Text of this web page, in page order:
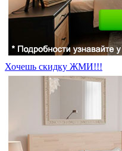
Хочешь скидку ЖМИ!!!